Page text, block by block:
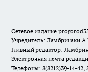
Сетевое издание
Учредитель: Ламбринаки
Главный редактор:
Электронная почта
Телефоны: 8(8212)39-14-42,